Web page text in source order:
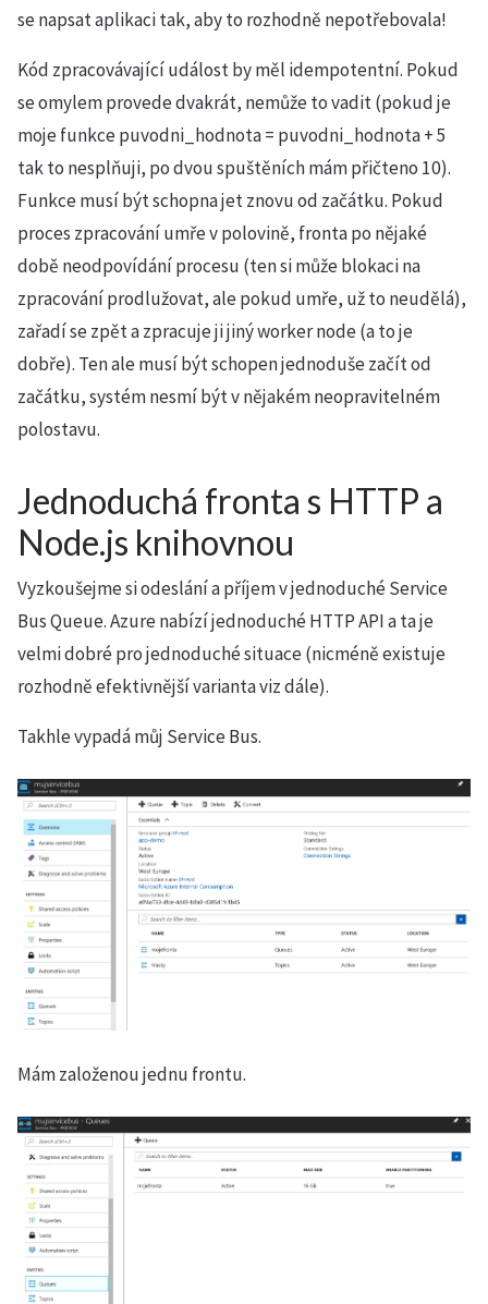
se napsat aplikaci tak, aby to rozhodně nepotřebovala!
Kód zpracovávající událost by měl idempotentní. Pokud
se omylem provede dvakrát, nemůže to vadit (pokud je
moje funkce puvodni_hodnota = puvodni_hodnota + 5
tak to nesplňuji, po dvou spuštěních mám přičteno 10).
Funkce musí být schopna jet znovu od začátku. Pokud
proces zpracování umře v polovině, fronta po nějaké
době neodpovídání procesu (ten si může blokaci na
zpracování prodlužovat, ale pokud umře, už to neudělá),
zařadí se zpět a zpracuje ji jiný worker node (a to je
dobře). Ten ale musí být schopen jednoduše začít od
začátku, systém nesmí být v nějakém neopravitelném
polostavu.
Jednoduchá fronta s HTTP a
Node.js knihovnou
Vyzkoušejme si odeslání a příjem v jednoduché Service
Bus Queue. Azure nabízí jednoduché HTTP API a ta je
velmi dobré pro jednoduché situace (nicméně existuje
rozhodně efektivnější varianta viz dále).
Takhle vypadá můj Service Bus.
Mám založenou jednu frontu.